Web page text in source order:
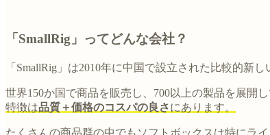
「SmallRig」ってどんな会社？
「SmallRig」は2010年に中国で設立された比較的新
世界150か国で商品を販売し、700以上の製品を展開し
特徴は品質＋価格のコスパの良さにあります。
たくさんの商品群の中でもソフトボックスは特にラ